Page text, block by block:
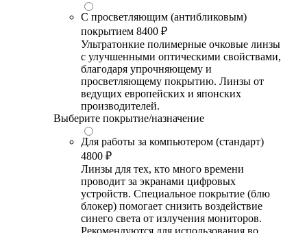
С просветляющим (антибликовым)
покрытием 8400 ₽
Ультратонкие полимерные очковые линзы
с улучшенными оптическими свойствами,
благодаря упрочняющему и
просветляющему покрытию. Линзы от
ведущих европейских и японских
производителей.
Выберите покрытие/назначение
Для работы за компьютером (стандарт)
4800 ₽
Линзы для тех, кто много времени
проводит за экранами цифровых
устройств. Специальное покрытие (блю
блокер) помогает снизить воздействие
синего света от излучения мониторов.
Рекомендуются для использования во